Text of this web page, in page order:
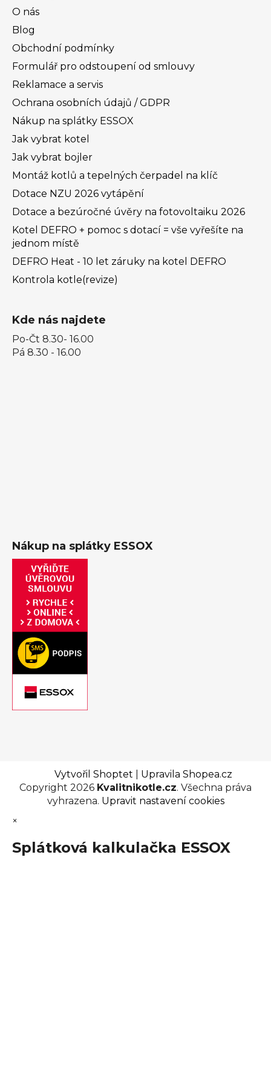
O nás
Blog
Obchodní podmínky
Formulář pro odstoupení od smlouvy
Reklamace a servis
Ochrana osobních údajů / GDPR
Nákup na splátky ESSOX
Jak vybrat kotel
Jak vybrat bojler
Montáž kotlů a tepelných čerpadel na klíč
Dotace NZU 2026 vytápění
Dotace a bezúročné úvěry na fotovoltaiku 2026
Kotel DEFRO + pomoc s dotací = vše vyřešíte na
jednom místě
DEFRO Heat - 10 let záruky na kotel DEFRO
Kontrola kotle(revize)
Kde nás najdete
Po-Čt 8.30- 16.00
Pá 8.30 - 16.00
Nákup na splátky ESSOX
Vytvořil Shoptet
Upravila Shopea.cz
Copyright 2026 Kvalitnikotle.cz. Všechna práva
vyhrazena. Upravit nastavení cookies
×
Splátková kalkulačka ESSOX